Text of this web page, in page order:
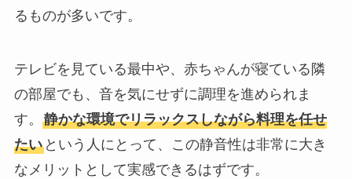
るものが多いです。
テレビを見ている最中や、赤ちゃんが寝ている隣
の部屋でも、音を気にせずに調理を進められま
す。 静かな環境でリラックスしながら料理を任せ
たいという人にとって、この静音性は非常に大き
なメリットとして実感できるはずです。